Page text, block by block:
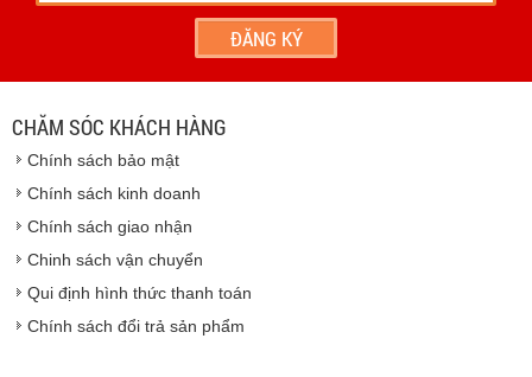
- Hoặc chúng tôi sẽcử nhân viên giao hàng
địa chỉ khách hàng cung cấp.
Vinhempich
CAM KẾT CHẤT LƯỢNG
CHĂM SÓC KHÁCH HÀNG
Chính sách bảo mật
Chính sách kinh doanh
Chính sách giao nhận
Chinh sách vận chuyển
Qui định hình thức thanh toán
Chính sách đổi trả sản phẩm